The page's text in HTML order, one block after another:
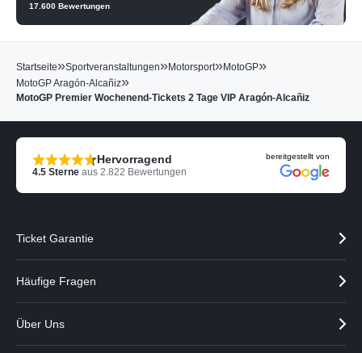
17.600 Bewertungen
Startseite»Sportveranstaltungen»Motorsport»MotoGP»
MotoGP Aragón-Alcañiz»
MotoGP Premier Wochenend-Tickets 2 Tage VIP Aragón-Alcañiz
Hervorragend
4.5 Sterne aus 2.822 Bewertungen
bereitgestellt von
Ticket Garantie
Häufige Fragen
Über Uns